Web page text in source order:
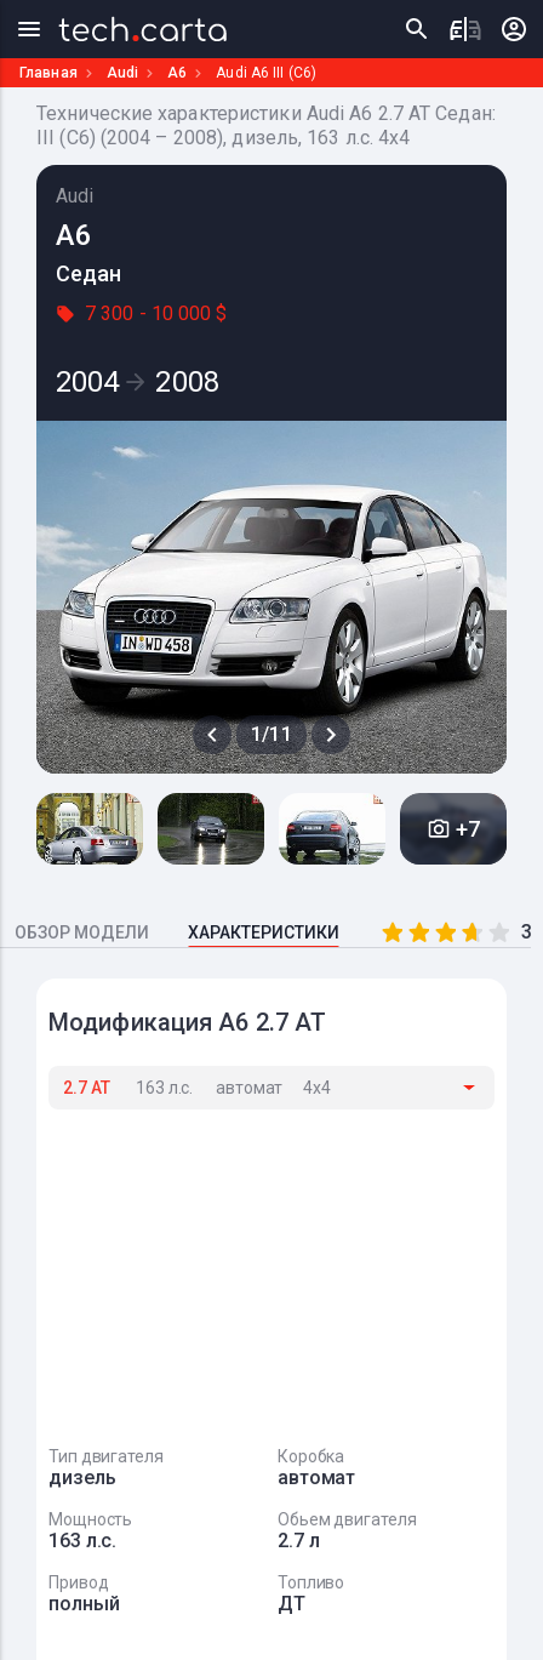
Главная Audi A6 Audi A6 III (C6)
Технические характеристики Audi A6 2.7 AT Седан:
III (C6) (2004 – 2008), дизель, 163 л.с. 4x4
Audi
A6
Седан
7 300 - 10 000 $
2004 2008
1/11
+7
ОБЗОР МОДЕЛИ ХАРАКТЕРИСТИКИ
Модификация A6 2.7 AT
2.7 AT 163 л.с. автомат 4x4
Тип двигателя
дизель
Коробка
автомат
Мощность
163 л.с.
Обьем двигателя
2.7 л
Привод
полный
Топливо
ДТ